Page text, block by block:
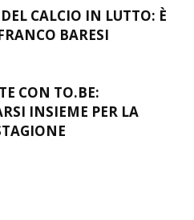
CALCIO IN LUTTO: È
BARESI
CON TO.BE:
INSIEME PER LA